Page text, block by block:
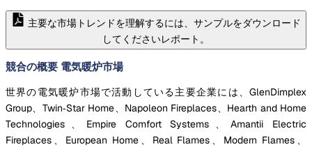
主要な市場トレンドを理解するには、サンプルをダウンロード
してくださいレポート。
競合の概要 電気暖炉市場
世界の電気暖炉市場で活動している主要企業には、GlenDimplex
Group、Twin‑Star Home、Napoleon Fireplaces、Hearth and Home
Technologies、Empire Comfort Systems、Amantii Electric
Fireplaces、European Home、Real Flames、Modern Flames、